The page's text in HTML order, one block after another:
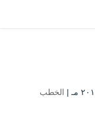
الخطب